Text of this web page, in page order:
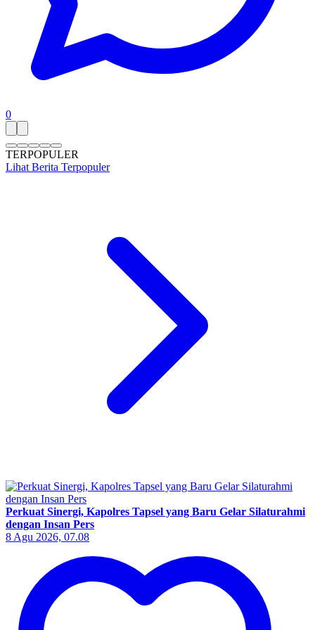
0
TERPOPULER
Lihat Berita Terpopuler
Perkuat Sinergi, Kapolres Tapsel yang Baru Gelar Silaturahmi
dengan Insan Pers
8 Agu 2026, 07.08